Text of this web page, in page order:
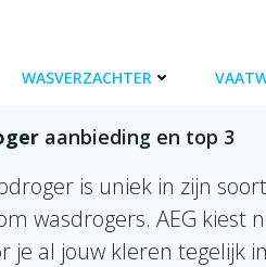
WASVERZACHTER
aanbieding en top 3
is uniek in zijn
wasdrogers. AEG kiest
je al jouw kleren tegelijk